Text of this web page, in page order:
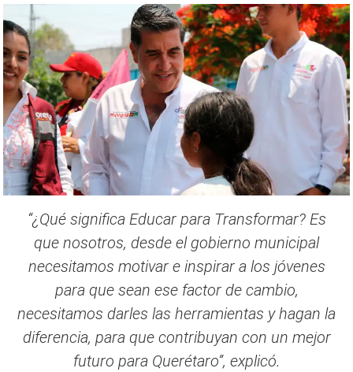
“¿Qué significa Educar para Transformar? Es
que nosotros, desde el gobierno municipal
necesitamos motivar e inspirar a los jóvenes
para que sean ese factor de cambio,
necesitamos darles las herramientas y hagan la
diferencia, para que contribuyan con un mejor
futuro para Querétaro”, explicó.